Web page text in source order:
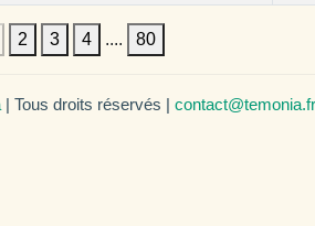
2 3 4 .... 80
| Tous droits réservés | contact@temonia.fr